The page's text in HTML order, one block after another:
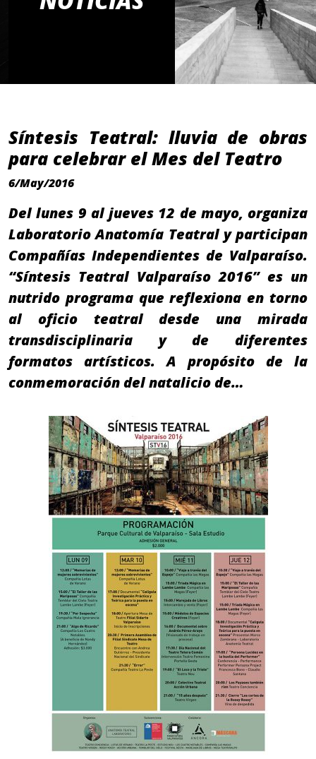
Síntesis Teatral: lluvia de obras
para celebrar el Mes del Teatro
6/May/2016
Del lunes 9 al jueves 12 de mayo, organiza
Laboratorio Anatomía Teatral y participan
Compañías Independientes de Valparaíso.
“Síntesis Teatral Valparaíso 2016” es un
nutrido programa que reflexiona en torno
al oficio teatral desde una mirada
transdisciplinaria y de diferentes
formatos artísticos. A propósito de la
conmemoración del natalicio de…